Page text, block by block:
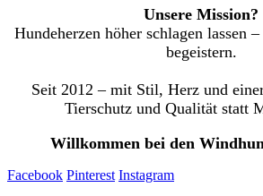
Unsere Mission?
Hundeherzen höher schlagen lassen
begeistern.
Seit 2012 – mit Stil, Herz und
Tierschutz und Qualität statt
Willkommen bei den
Facebook Pinterest Instagram